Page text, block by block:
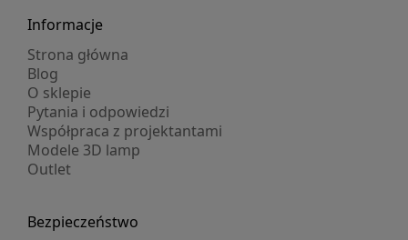
Informacje
Strona główna
Blog
O sklepie
Pytania i odpowiedzi
Współpraca z projektantami
Modele 3D lamp
Outlet
Bezpieczeństwo